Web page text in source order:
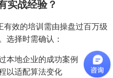
实战经验？
有效的培训需由操盘过百万级
选择时需确认：
本地企业的成功案例
以适配算法变化